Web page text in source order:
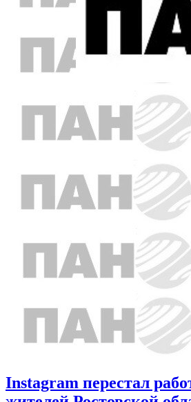
Instagram перестал